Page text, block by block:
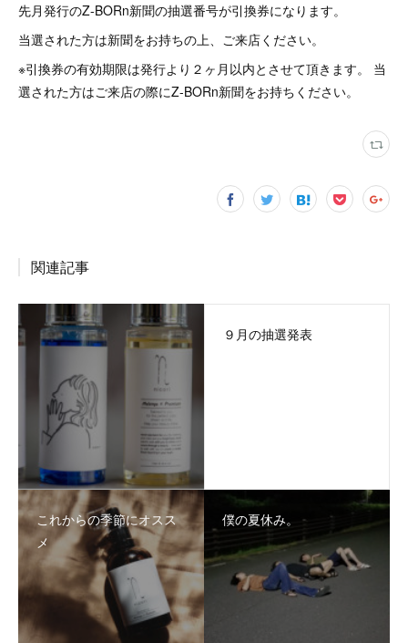
先月発行のZ-BORn新聞の抽選番号が引換券になります。
当選された方は新聞をお持ちの上、ご来店ください。
※引換券の有効期限は発行より２ヶ月以内とさせて頂きます。 当
選された方はご来店の際にZ-BORn新聞をお持ちください。
関連記事
９月の抽選発表
これからの季節にオスス
メ
僕の夏休み。